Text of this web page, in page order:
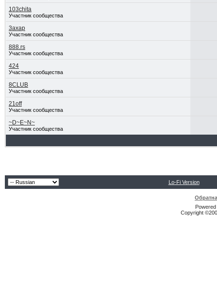
103chita
Участник сообщества
3axap
Участник сообщества
888.rs
Участник сообщества
424
Участник сообщества
8CLUB
Участник сообщества
21off
Участник сообщества
~D~E~N~
Участник сообщества
Lo-Fi Version
Copyright